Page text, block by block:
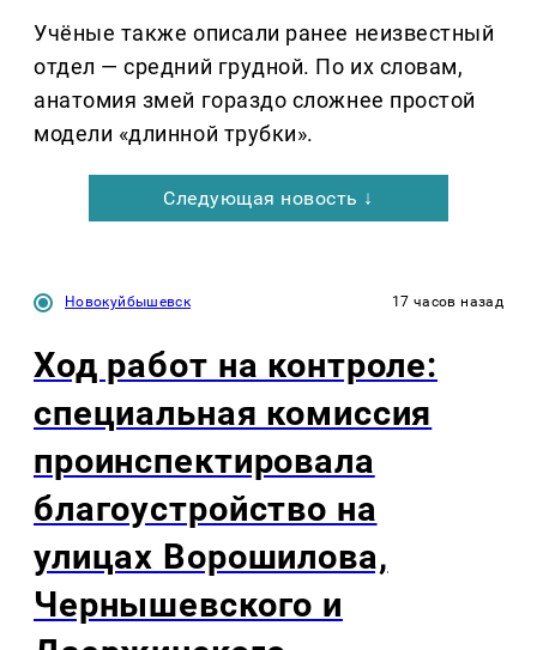
Учёные также описали ранее неизвестный
отдел — средний грудной. По их словам,
анатомия змей гораздо сложнее простой
модели «длинной трубки».
Следующая новость ↓
Новокуйбышевск 17 часов назад
Ход работ на контроле:
специальная комиссия
проинспектировала
благоустройство на
улицах Ворошилова,
Чернышевского и